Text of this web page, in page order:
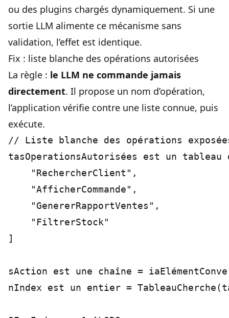
ou des plugins chargés dynamiquement. Si une
sortie LLM alimente ce mécanisme sans
validation, l’effet est identique.
Fix : liste blanche des opérations autorisées
La règle : le LLM ne commande jamais
directement. Il propose un nom d’opération,
l’application vérifie contre une liste connue, puis
exécute.
// Liste blanche des opérations
tasOperationsAutorisées est un
    "RechercherClient",
    "AfficherCommande",
    "GenererRapportVentes",
    "FiltrerStock"
]
sAction est une chaîne =
nIndex est un entier =